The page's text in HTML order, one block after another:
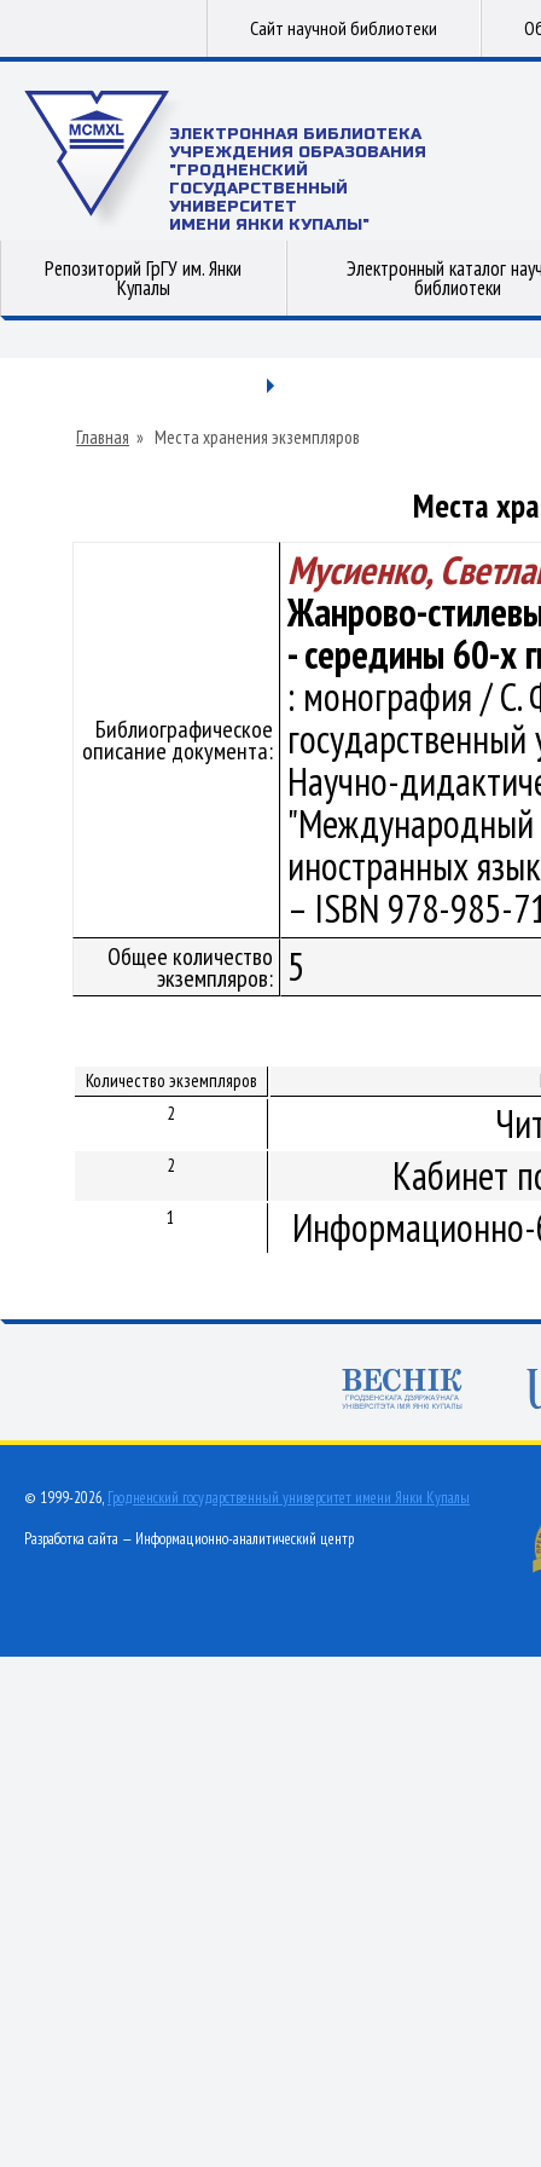
Сайт научной библиотеки
ЭЛЕКТРОННАЯ БИБЛИОТЕКА
УЧРЕЖДЕНИЯ ОБРАЗОВАНИЯ
"ГРОДНЕНСКИЙ
ГОСУДАРСТВЕННЫЙ
УНИВЕРСИТЕТ
ИМЕНИ ЯНКИ КУПАЛЫ"
Репозиторий ГрГУ им. Янки
Купалы
Электронный каталог
библиотеки
Главная » Места хранения экземпляров
Места
Библиографическое
описание документа:
Мусиенко,
Жанрово-
- середины 60-х
: монография / С.
Научно-
"Международный
иностранных
– ISBN 978-985-
Общее количество
экземпляров: 5
Количество экземпляров
2
2 Кабинет
1 Информационно-
© 1999-2026, Гродненский государственный университет имени Янки Купалы
Разработка сайта — Информационно-аналитический центр